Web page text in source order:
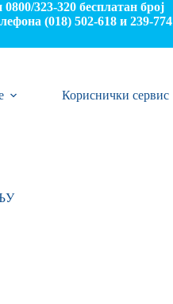
323-320 бесплатан број
(018) 502-618 и 239-774
Кориснички сервис